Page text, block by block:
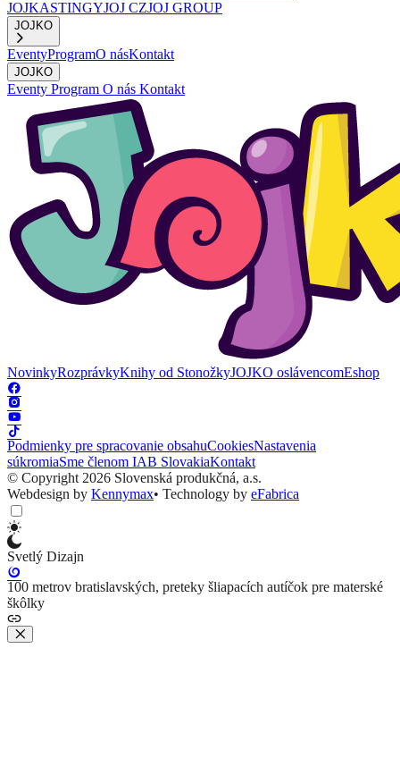
JOJKASTINGYJOJ CZJOJ GROUP
JOJKO
EventyProgramO násKontakt
JOJKO
Eventy Program O nás Kontakt
NovinkyRozprávkyKnihy od StonožkyJOJKO oslávencomEshop
Podmienky pre spracovanie obsahuCookiesNastavenia
súkromiaSme členom IAB SlovakiaKontakt
© Copyright 2026 Slovenská produkčná, a.s.
Webdesign by Kennymax• Technology by eFabrica
Svetlý Dizajn
100 metrov bratislavských, preteky šliapacích autíčok pre materské
škôlky